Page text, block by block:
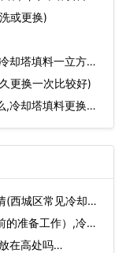
或更换)
却塔填料一立方价
更换一次比较好)
,冷却塔填料更换周
(西城区常见冷却塔
的准备工作）,冷却
在高处吗…